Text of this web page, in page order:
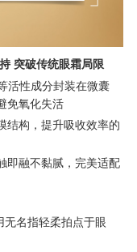
突破传统眼霜局限
活性成分封装在微囊
免氧化失活
结构，提升吸收效率的
即融不黏腻，完美适配
无名指轻柔拍点于眼